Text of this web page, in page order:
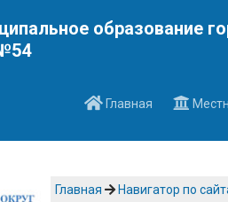
образование
Главная
Главная Навигатор по